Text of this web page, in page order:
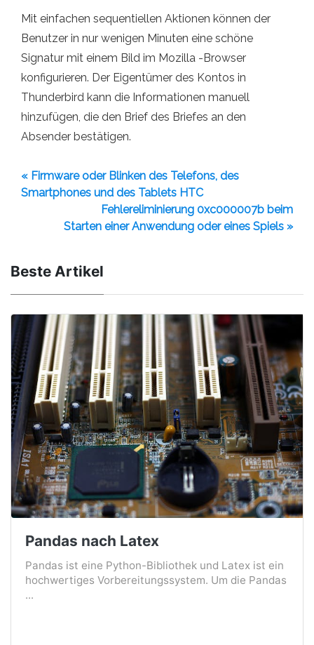
Mit einfachen sequentiellen Aktionen können der
Benutzer in nur wenigen Minuten eine schöne
Signatur mit einem Bild im Mozilla -Browser
konfigurieren. Der Eigentümer des Kontos in
Thunderbird kann die Informationen manuell
hinzufügen, die den Brief des Briefes an den
Absender bestätigen.
« Firmware oder Blinken des Telefons, des
Smartphones und des Tablets HTC
Fehlereliminierung 0xc000007b beim
Starten einer Anwendung oder eines Spiels »
Beste Artikel
Pandas nach Latex
Pandas ist eine Python-Bibliothek und Latex ist ein
hochwertiges Vorbereitungssystem. Um die Pandas
...